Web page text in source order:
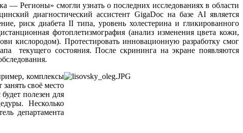
— Регионы» смогли узнать о последних исследованиях в области
диагностический ассистент GigaDoc на базе AI является
риск диабета II типа, уровень холестерина и гликированного
фотоплетизмография (анализ изменения цвета кожи,
кислородом). Протестировать инновационную разработку смог
текущего состояния. После скрининга на экране появляются
комплексы
своё место
полезен для
Несколько
департамента